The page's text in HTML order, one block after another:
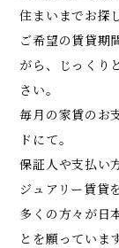
住まいまでお探
ご希望の賃貸期
がら、じっくり
さい。
毎月の家賃のお
ドにて。
保証人や支払い
ジュアリー賃貸
多くの方々が日
とを願っています